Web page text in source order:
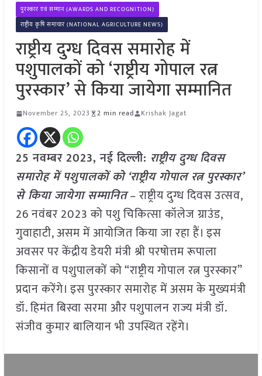
पुरस्कार एवं सम्मान (AWARDS AND RECOGNITION)
राष्ट्रीय कृषि समाचार (NATIONAL AGRICULTURE NEWS)
राष्ट्रीय दुग्ध दिवस समारोह में
पशुपालकों को ‘राष्ट्रीय गोपाल रत्न
पुरस्कार’ से किया जायेगा सम्मानित
November 25, 2023 2 min read Krishak Jagat
25 नवम्बर 2023, नई दिल्ली: राष्ट्रीय दुग्ध दिवस
समारोह में पशुपालकों को ‘राष्ट्रीय गोपाल रत्न पुरस्कार’
से किया जायेगा सम्मानित– राष्ट्रीय दुग्ध दिवस उत्सव,
26 नवंबर 2023 को पशु चिकित्सा कॉलेज ग्राउंड,
गुवाहाटी, असम में आयोजित किया जा रहा हैं। इस
अवसर पर केंद्रीय डेयरी मंत्री श्री परषोत्तम रूपाला
किसानों व पशुपालकों को “राष्ट्रीय गोपाल रत्न पुरस्कार”
प्रदान करेंगे। इस पुरस्कार समारोह में असम के मुख्यमंत्री
डॉ. हिमंत बिस्वा सरमा और पशुपालन राज्य मंत्री डॉ.
संजीव कुमार बालियान भी उपस्थित रहेंगे।